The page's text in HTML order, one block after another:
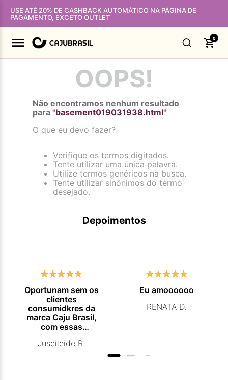
USE ATÉ 20% DE CASHBACK AUTOMÁTICO NA PÁGINA DE
PAGAMENTO, EXCETO OUTLET
0
OOPS!
Não encontramos nenhum resultado
para "basement019031938.html"
O que eu devo fazer?
Verifique os termos digitados.
Tente utilizar uma única palavra.
Utilize termos genéricos na busca.
Tente utilizar sinônimos do termo
desejado.
Depoimentos
Oportunam sem os
clientes
consumidkres da
marca Caju Brasil,
com essas
promocionais de
Juscileide R.
Eu amoooooo
RENATA D.